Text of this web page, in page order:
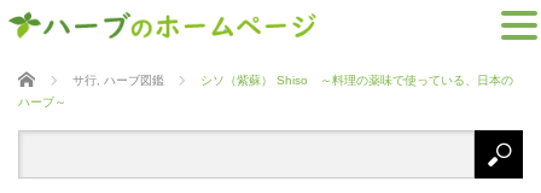
ホーム サ行 ハーブ図鑑
シソ（紫蘇） Shiso ～料理の薬味で使っている、日本の
ハーブ～